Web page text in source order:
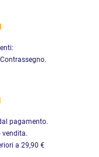
pagamento.
vendita.
a 29,90 €